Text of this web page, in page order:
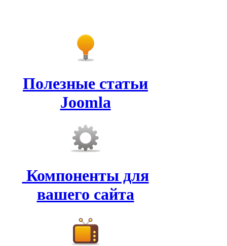
Полезные статьи
Joomla
Компоненты для
вашего сайта